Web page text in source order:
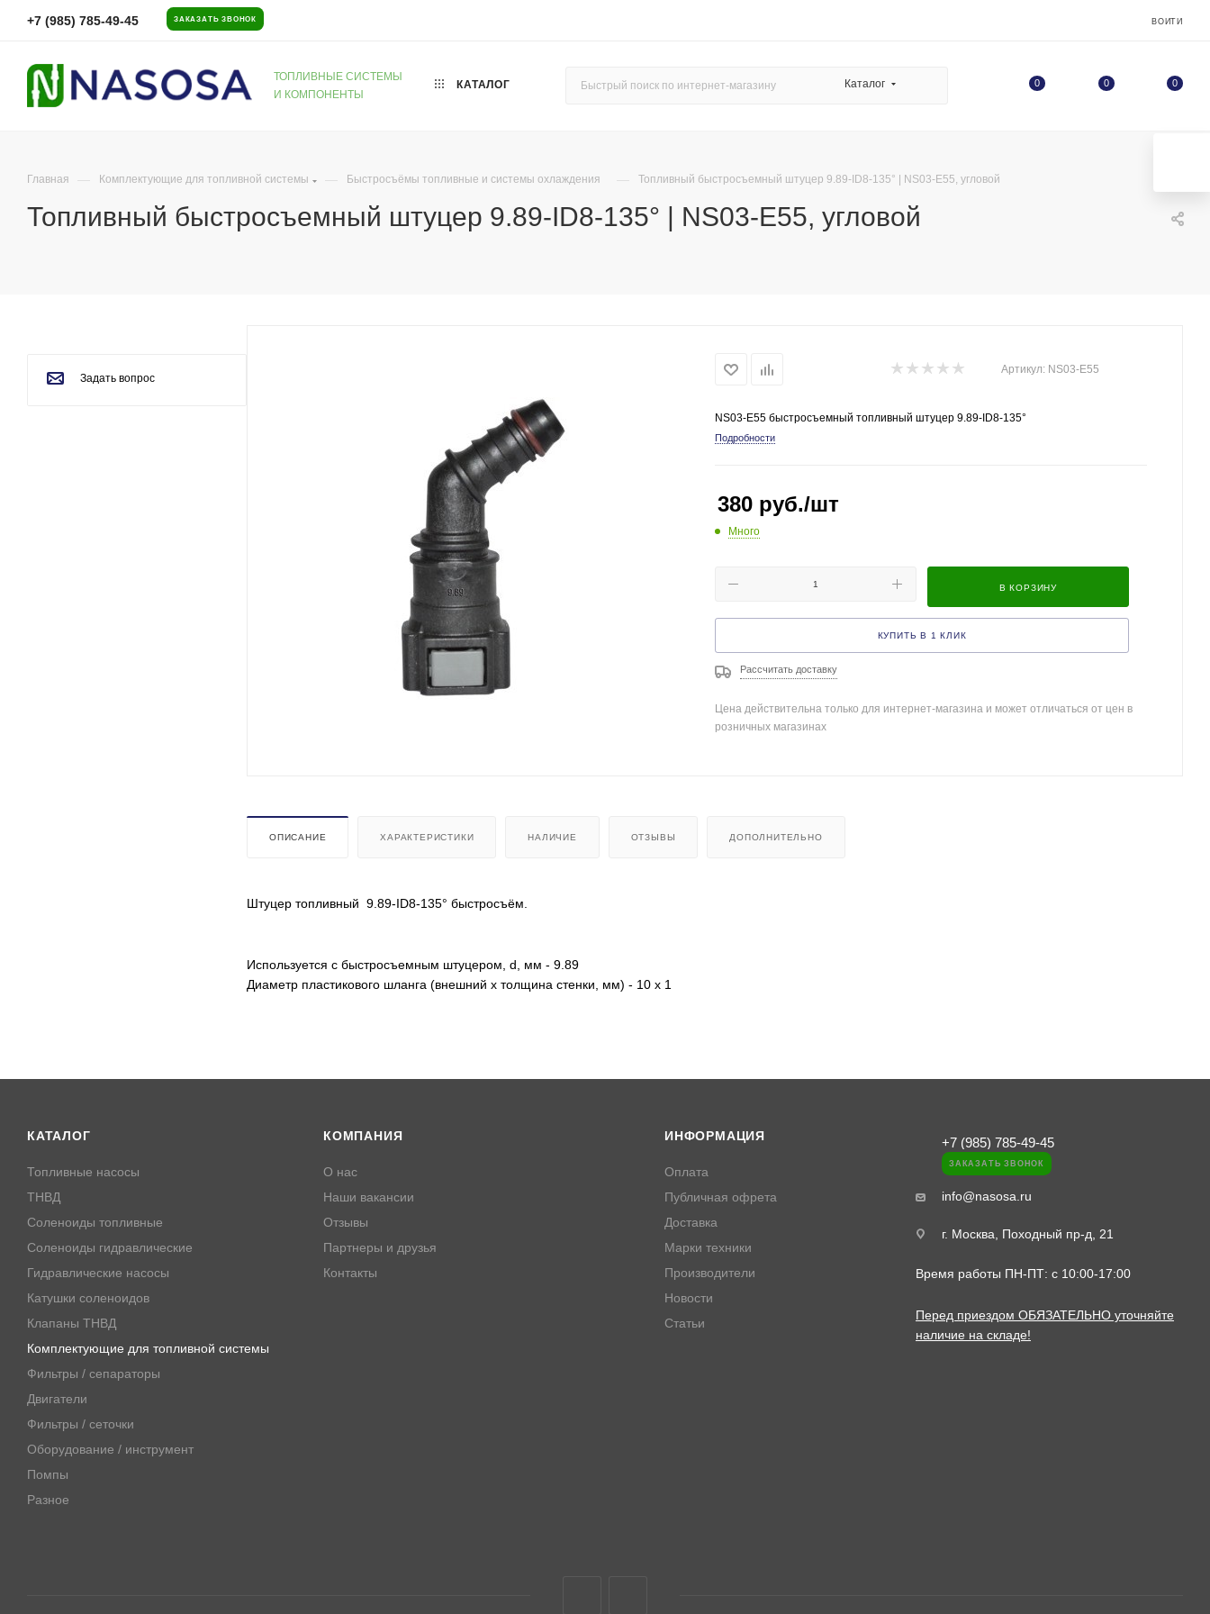
+7 (985) 785-49-45 ЗАКАЗАТЬ ЗВОНОК ВОЙТИ
ТОПЛИВНЫЕ СИСТЕМЫ
И КОМПОНЕНТЫ
КАТАЛОГ Каталог 0 0 0
Главная — Комплектующие для топливной системы — Быстросъёмы топливные и системы охлаждения — Топливный быстросъемный штуцер 9.89-ID8-135° | NS03-E55, угловой
Топливный быстросъемный штуцер 9.89-ID8-135° | NS03-E55, угловой
Артикул: NS03-E55
NS03-E55 быстросъемный топливный штуцер 9.89-ID8-135°
Подробности
380 руб./шт
Много
В КОРЗИНУ
КУПИТЬ В 1 КЛИК
Рассчитать доставку
Цена действительна только для интернет-магазина и может отличаться от цен в
розничных магазинах
ОПИСАНИЕ ХАРАКТЕРИСТИКИ НАЛИЧИЕ ОТЗЫВЫ ДОПОЛНИТЕЛЬНО
Штуцер топливный 9.89-ID8-135° быстросъём.
Используется с быстросъемным штуцером, d, мм - 9.89
Диаметр пластикового шланга (внешний х толщина стенки, мм) - 10 х 1
Задать вопрос
КАТАЛОГ
Топливные насосы
ТНВД
Соленоиды топливные
Соленоиды гидравлические
Гидравлические насосы
Катушки соленоидов
Клапаны ТНВД
Комплектующие для топливной системы
Фильтры / сепараторы
Двигатели
Фильтры / сеточки
Оборудование / инструмент
Помпы
Разное
КОМПАНИЯ
О нас
Наши вакансии
Отзывы
Партнеры и друзья
Контакты
ИНФОРМАЦИЯ
Оплата
Публичная офрета
Доставка
Марки техники
Производители
Новости
Статьи
+7 (985) 785-49-45
ЗАКАЗАТЬ ЗВОНОК
info@nasosa.ru
г. Москва, Походный пр-д, 21
Время работы ПН-ПТ: с 10:00-17:00
Перед приездом ОБЯЗАТЕЛЬНО уточняйте
наличие на складе!